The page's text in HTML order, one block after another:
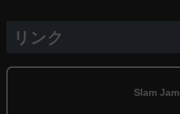
リンク
Slam Jam